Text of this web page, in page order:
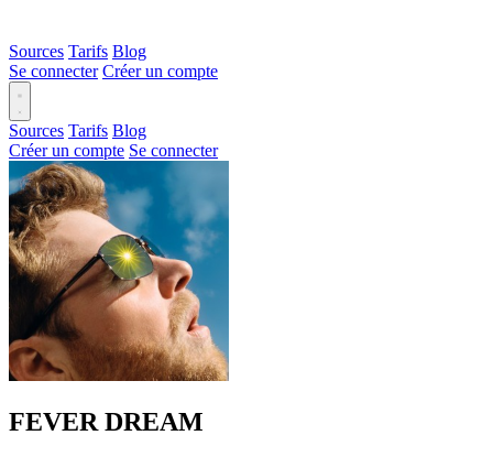
Sources Tarifs Blog
Se connecter Créer un compte
Sources Tarifs Blog
Créer un compte Se connecter
FEVER DREAM